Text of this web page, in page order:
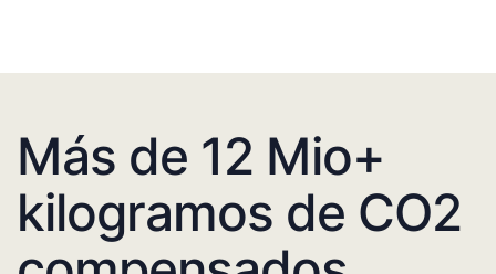
Más de 12 Mio+
kilogramos de CO2